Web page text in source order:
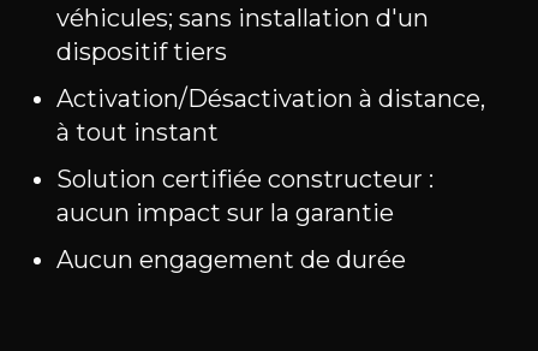
véhicules; sans installation d'un
dispositif tiers
Activation/Désactivation à distance,
à tout instant
Solution certifiée constructeur :
aucun impact sur la garantie
Aucun engagement de durée